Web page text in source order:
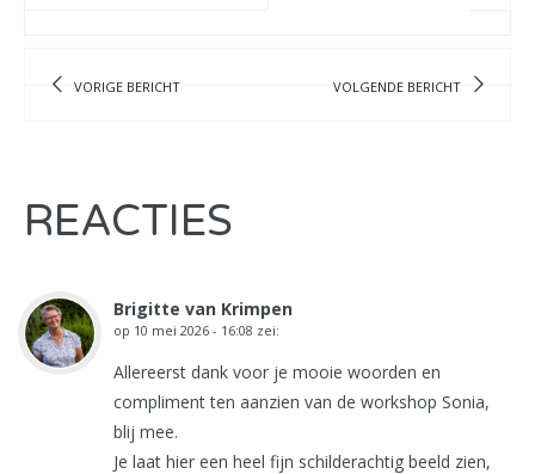
VORIGE BERICHT VOLGENDE BERICHT
REACTIES
Brigitte van Krimpen
op 10 mei 2026 - 16:08 zei:
Allereerst dank voor je mooie woorden en
compliment ten aanzien van de workshop Sonia,
blij mee.
Je laat hier een heel fijn schilderachtig beeld zien,